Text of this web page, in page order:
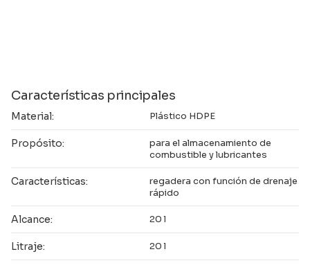
Características principales
Material: Plástico HDPE
Propósito:
para el almacenamiento de
combustible y lubricantes
Características:
regadera con función de drenaje
rápido
Alcance: 20 l
Litraje: 20 l